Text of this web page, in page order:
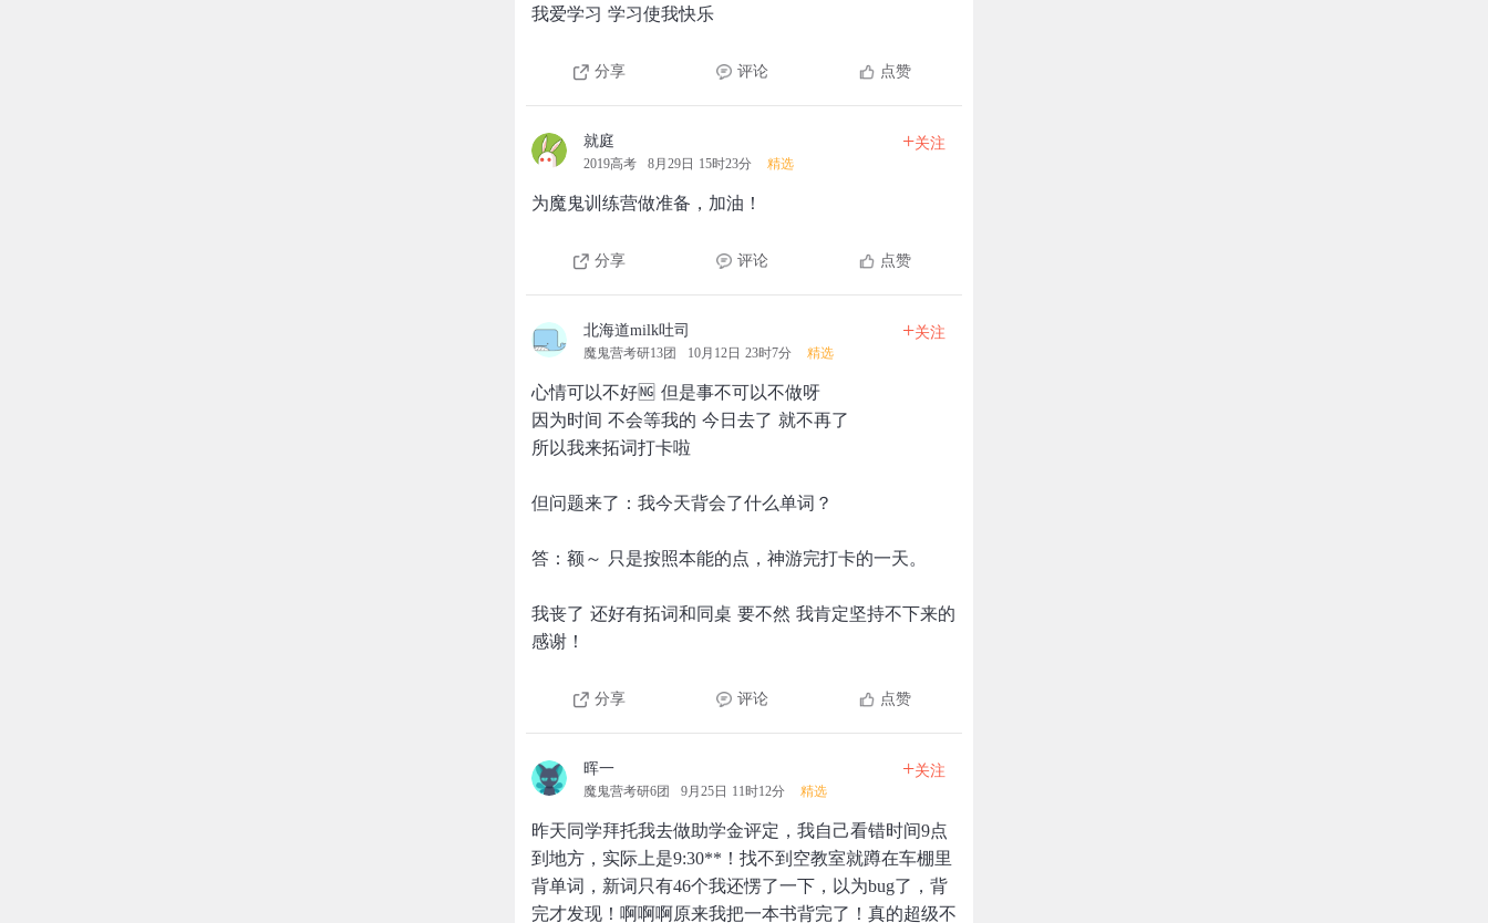
我爱学习 学习使我快乐
分享 评论 点赞
就庭
2019高考 8月29日 15时23分 精选
+关注
为魔鬼训练营做准备，加油！
分享 评论 点赞
北海道milk吐司
魔鬼营考研13团 10月12日 23时7分 精选
+关注
心情可以不好🆖 但是事不可以不做呀
因为时间 不会等我的 今日去了 就不再了
所以我来拓词打卡啦
但问题来了：我今天背会了什么单词？
答：额～ 只是按照本能的点，神游完打卡的一天。
我丧了 还好有拓词和同桌 要不然 我肯定坚持不下来的
感谢！
分享 评论 点赞
晖一
魔鬼营考研6团 9月25日 11时12分 精选
+关注
昨天同学拜托我去做助学金评定，我自己看错时间9点
到地方，实际上是9:30**！找不到空教室就蹲在车棚里
背单词，新词只有46个我还愣了一下，以为bug了，背
完才发现！啊啊啊原来我把一本书背完了！真的超级不